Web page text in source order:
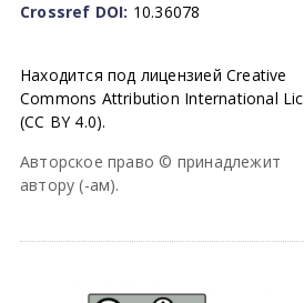
Crossref DOI: 10.36078
Находится под лицензией Creative
Commons Attribution International
(CC BY 4.0).
Авторское право © принадлежит
автору (-ам).